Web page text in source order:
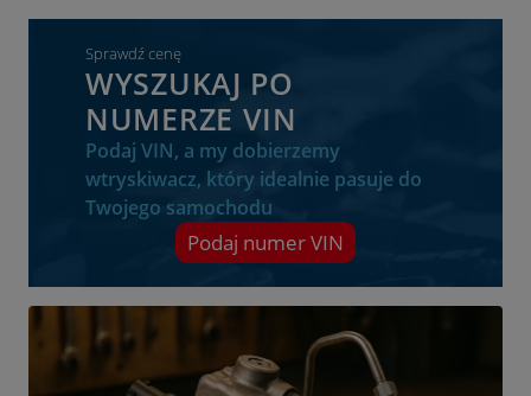
Sprawdź cenę
WYSZUKAJ PO
NUMERZE VIN
Podaj VIN, a my dobierzemy
wtryskiwacz, który idealnie pasuje do
Twojego samochodu
Podaj numer VIN